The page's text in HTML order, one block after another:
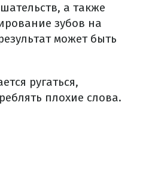
а также
зубов на
может быть
ругаться,
плохие слова.